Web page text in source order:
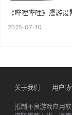
《哔哩哔哩》漫游设
2025-07-10
关于我们 用户
抵制不良游戏应用